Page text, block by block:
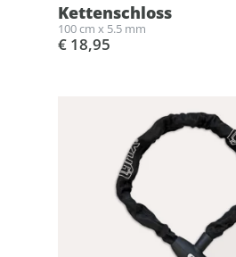
Kettenschloss
100 cm x 5.5 mm
€ 18,95